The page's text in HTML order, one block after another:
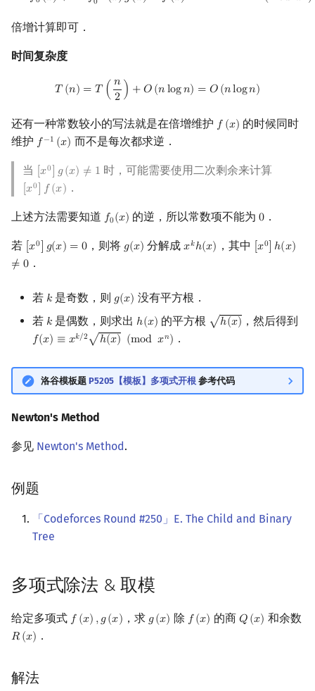
0
倍增计算即可．
时间复杂度
𝑇 (𝑛) = 𝑇 ( 𝑛
2 ) +𝑂(𝑛log𝑛) = 𝑂(𝑛log𝑛)
T( n) =T(n 2 )+O(nlogn)=O (nlog n)
还有一种常数较小的写法就是在倍增维护 𝑓 (𝑥)
f( x)
的时候同时
维护 𝑓−1 (𝑥)
f−1( x) 而不是每次都求逆．
当 [𝑥0] 𝑔(𝑥) ≠ 1
x0 g(x)≠ 1 时，可能需要使用二次剩余来计算
[𝑥0] 𝑓(𝑥)
x0 f(x) ．
上述方法需要知道 𝑓0(𝑥)
f0(x) 的逆，所以常数项不能为0
0 ．
若 [𝑥0] 𝑔(𝑥) = 0
x0 g(x)= 0 ，则将 𝑔(𝑥)
g(x) 分解成𝑥𝑘ℎ(𝑥)
xkh(x) ，其中 [𝑥0] ℎ(𝑥)
≠ 0
x0 h(x)≠
．
若 𝑘
k 是奇数，则 𝑔(𝑥)
g(x) 没有平方根．
若 𝑘
k 是偶数，则求出 ℎ(𝑥)
h(x) 的平方根 √ℎ(𝑥)
h(x) ，然后得到
𝑓(𝑥) ≡ 𝑥𝑘/2√ℎ(𝑥) (mod 𝑥𝑛)
f(x)≡ xk /2h(x)( mod xn) ．
洛谷模板题 P5205【模板】多项式开根参考代码
Newton's Method
参见 Newton's Method .
例题
「Codeforces Round #250」E. The Child and Binary
Tree
多项式除法 & 取模
给定多项式 𝑓 (𝑥) ,𝑔(𝑥)
f( x),g (x) ，求 𝑔(𝑥)
g(x) 除 𝑓(𝑥)
f( x) 的商 𝑄(𝑥)
Q( x) 和余数
𝑅(𝑥)
R( x) ．
解法